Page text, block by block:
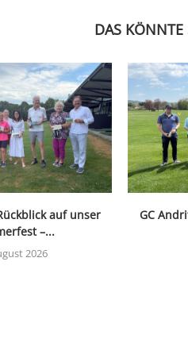
DAS KÖNNTE
auf unser
–...
2026
GC